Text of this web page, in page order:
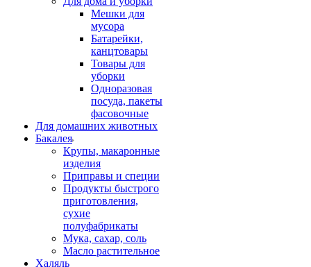
Мешки для
мусора
Батарейки,
канцтовары
Товары для
уборки
Одноразовая
посуда, пакеты
фасовочные
Для домашних животных
Бакалея
Крупы, макаронные
изделия
Приправы и специи
Продукты быстрого
приготовления,
сухие
полуфабрикаты
Мука, сахар, соль
Масло растительное
Халяль